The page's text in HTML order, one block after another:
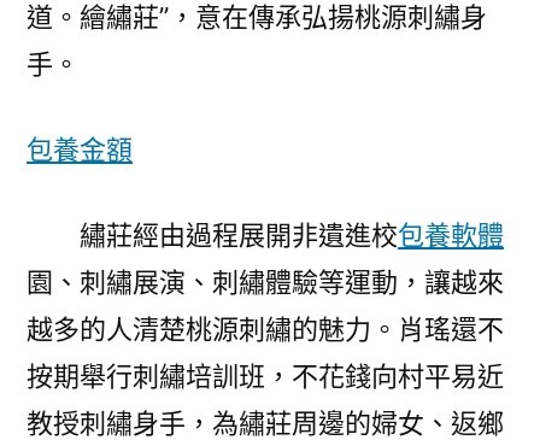
道。繪繡莊”，意在傳承弘揚桃源刺繡身
手。
包養金額
繡莊經由過程展開非遺進校包養軟體
園、刺繡展演、刺繡體驗等運動，讓越來
越多的人清楚桃源刺繡的魅力。肖瑤還不
按期舉行刺繡培訓班，不花錢向村平易近
教授刺繡身手，為繡莊周邊的婦女、返鄉